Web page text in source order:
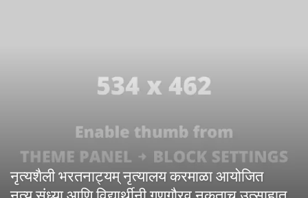
नृत्यशैली भरतनाट्यम् नृत्यालय करमाळा आयोजित